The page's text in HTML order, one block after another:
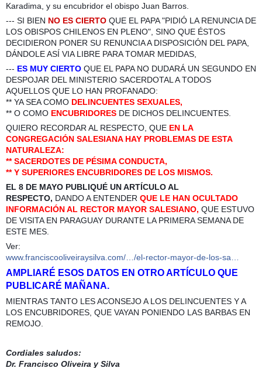
Karadima, y su encubridor el obispo Juan Barros.
--- SI BIEN NO ES CIERTO QUE EL PAPA "PIDIÓ LA RENUNCIA DE
LOS OBISPOS CHILENOS EN PLENO", SINO QUE ÉSTOS
DECIDIERON PONER SU RENUNCIA A DISPOSICIÓN DEL PAPA,
DÁNDOLE ASÍ VIA LIBRE PARA TOMAR MEDIDAS,
--- ES MUY CIERTO QUE EL PAPA NO DUDARÁ UN SEGUNDO EN
DESPOJAR DEL MINISTERIO SACERDOTAL A TODOS
AQUELLOS QUE LO HAN PROFANADO:
** YA SEA COMO DELINCUENTES SEXUALES,
** O COMO ENCUBRIDORES DE DICHOS DELINCUENTES.
QUIERO RECORDAR AL RESPECTO, QUE EN LA
CONGREGACIÓN SALESIANA HAY PROBLEMAS DE ESTA
NATURALEZA:
** SACERDOTES DE PÉSIMA CONDUCTA,
** Y SUPERIORES ENCUBRIDORES DE LOS MISMOS.
EL 8 DE MAYO PUBLIQUÉ UN ARTÍCULO AL
RESPECTO, DANDO A ENTENDER QUE LE HAN OCULTADO
INFORMACIÓN AL RECTOR MAYOR SALESIANO, QUE ESTUVO
DE VISITA EN PARAGUAY DURANTE LA PRIMERA SEMANA DE
ESTE MES.
Ver:
www.franciscooliveiraysilva. com/…/el-rector-mayor-de-los-sa…
AMPLIARÉ ESOS DATOS EN OTRO ARTÍCULO QUE
PUBLICARÉ MAÑANA.
MIENTRAS TANTO LES ACONSEJO A LOS DELINCUENTES Y A
LOS ENCUBRIDORES, QUE VAYAN PONIENDO LAS BARBAS EN
REMOJO.
Cordiales saludos:
Dr. Francisco Oliveira y Silva